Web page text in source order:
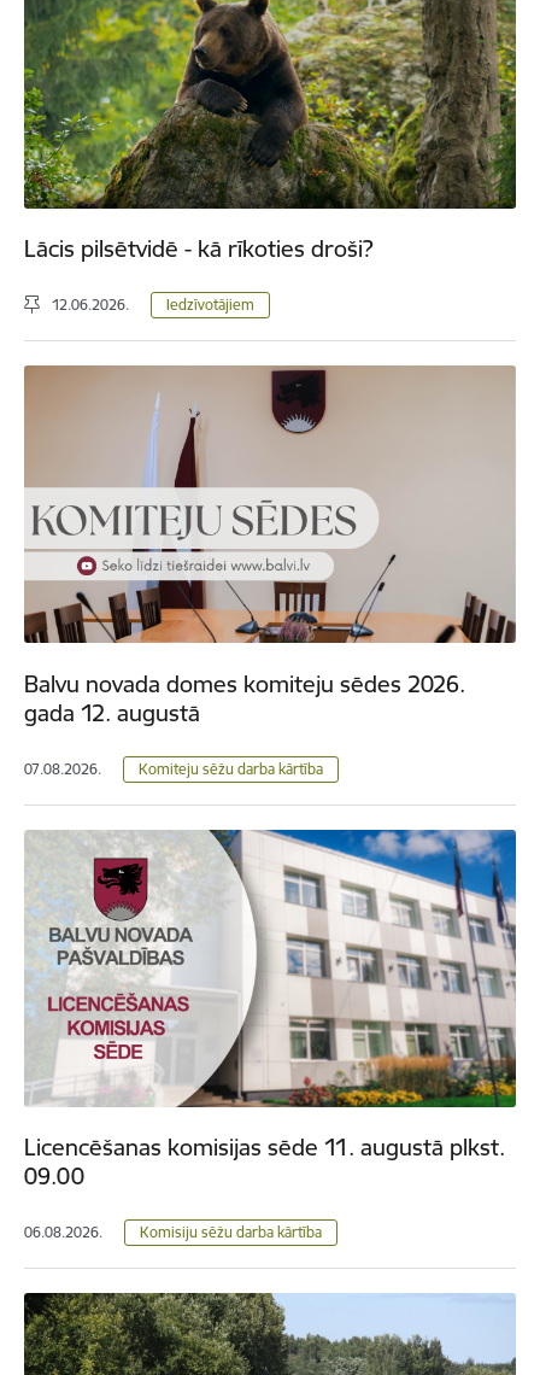
Lācis pilsētvidē - kā rīkoties droši?
12.06.2026. Iedzīvotājiem
Balvu novada domes komiteju sēdes 2026.
gada 12. augustā
07.08.2026. Komiteju sēžu darba kārtība
Licencēšanas komisijas sēde 11. augustā plkst.
09.00
06.08.2026. Komisiju sēžu darba kārtība